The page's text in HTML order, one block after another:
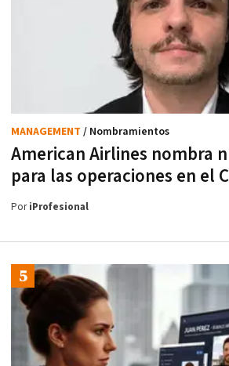
American Airlines nombra
para las operaciones en el
MANAGEMENT / Nombramientos
PoriProfesional